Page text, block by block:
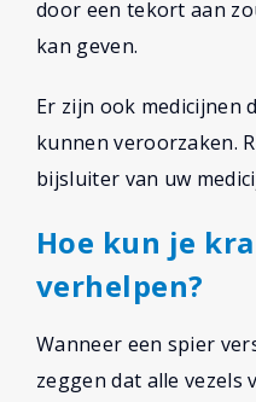
door een tekort aan
kan geven.
Er zijn ook medicijnen
kunnen veroorzaken.
bijsluiter van uw
Hoe kun je
verhelpen?
Wanneer een spier
zeggen dat alle vezels